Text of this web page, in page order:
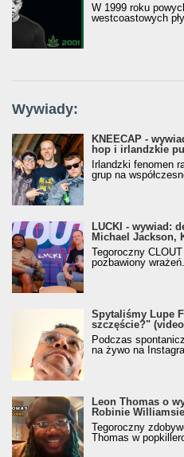
W 1999 roku
westcoastowych
Wywiady:
KNEECAP -
hop i irlandzkie
Irlandzki fenomen
grup na
LUCKI - wywiad:
Michael Jackson,
Tegoroczny
pozbawiony
Spytaliśmy Lupe
szczęście?"
Podczas
na żywo na
Leon Thomas o
Robinie
Tegoroczny
Thomas w